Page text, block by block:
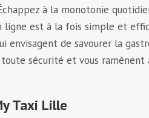
à la monotonie
ligne est à la fois simple et
envisagent de savourer la
sécurité et vous
Taxi Lille